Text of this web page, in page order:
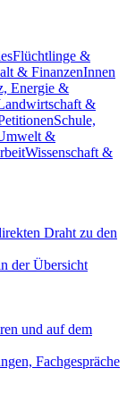
Flüchtlinge &
& FinanzenInnen
Energie &
&
Schule,
&
Wissenschaft &
Draht zu den
der Übersicht
und auf dem
Fachgespräche